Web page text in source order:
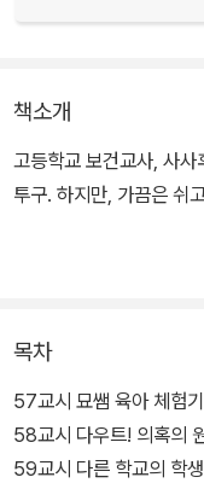
책소개
고등학교 보건교사, 사
투구. 하지만, 가끔은 쉬
목차
57교시 묘쌤 육아 체험
58교시 다우트! 의혹의
59교시 다른 학교의 학